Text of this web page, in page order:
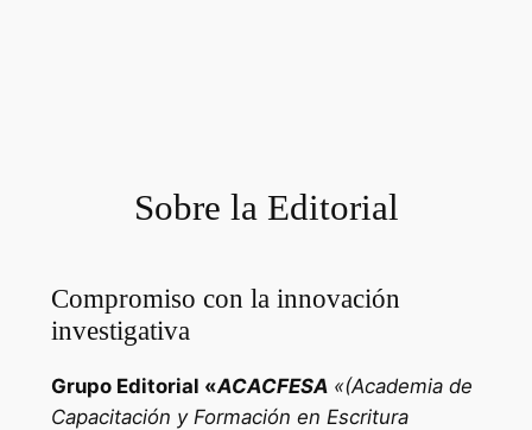
Sobre la Editorial
Compromiso con la innovación
investigativa
Grupo Editorial «ACACFESA «(Academia de
Capacitación y Formación en Escritura